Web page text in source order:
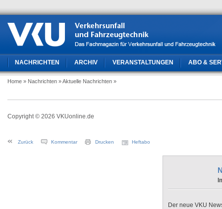
NACHRICHTEN ARCHIV VERANSTALTUNGEN ABO &
Home » Nachrichten » Aktuelle Nachrichten »
Copyright © 2026 VKUonline.de
Zurück Kommentar Drucken Heftabo
Der neue VKU